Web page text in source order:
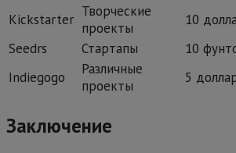
Kickstarter Творческие
проекты
10
Seedrs
Стартапы
10
Indiegogo
Различные
проекты
5
Заключение